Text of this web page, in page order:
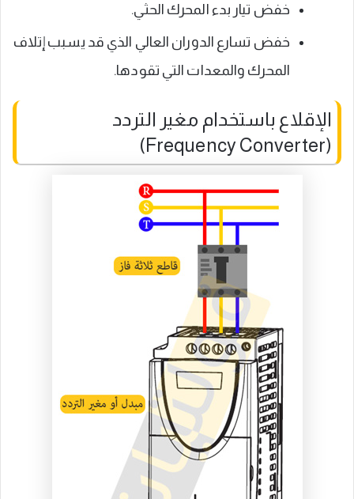
خفض تيار بدء المحرك الحثي.
خفض تسارع الدوران العالي الذي قد يسبب إتلاف
المحرك والمعدات التي تقودها.
الإقلاع باستخدام مغير التردد
(Frequency Converter)